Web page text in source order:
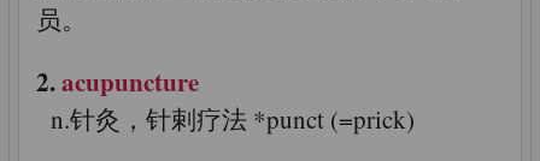
员。
2.acupuncture
n.针灸，针剌疗法 *punct (=prick)